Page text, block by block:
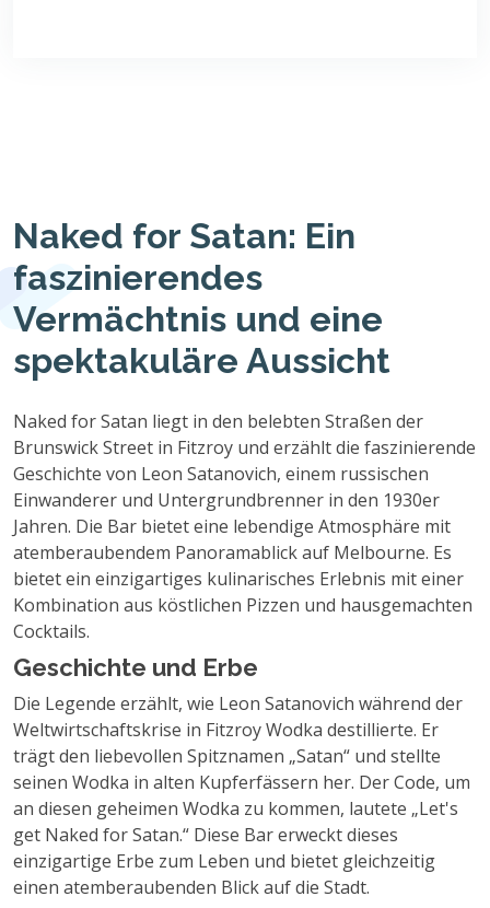
Naked for Satan: Ein
faszinierendes
Vermächtnis und eine
spektakuläre Aussicht
Naked for Satan liegt in den belebten Straßen der
Brunswick Street in Fitzroy und erzählt die faszinierende
Geschichte von Leon Satanovich, einem russischen
Einwanderer und Untergrundbrenner in den 1930er
Jahren. Die Bar bietet eine lebendige Atmosphäre mit
atemberaubendem Panoramablick auf Melbourne. Es
bietet ein einzigartiges kulinarisches Erlebnis mit einer
Kombination aus köstlichen Pizzen und hausgemachten
Cocktails.
Geschichte und Erbe
Die Legende erzählt, wie Leon Satanovich während der
Weltwirtschaftskrise in Fitzroy Wodka destillierte. Er
trägt den liebevollen Spitznamen „Satan“ und stellte
seinen Wodka in alten Kupferfässern her. Der Code, um
an diesen geheimen Wodka zu kommen, lautete „Let's
get Naked for Satan.“ Diese Bar erweckt dieses
einzigartige Erbe zum Leben und bietet gleichzeitig
einen atemberaubenden Blick auf die Stadt.